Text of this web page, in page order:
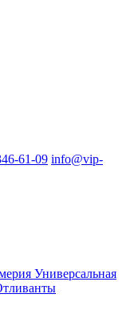
61-09 info@vip-
Универсальная